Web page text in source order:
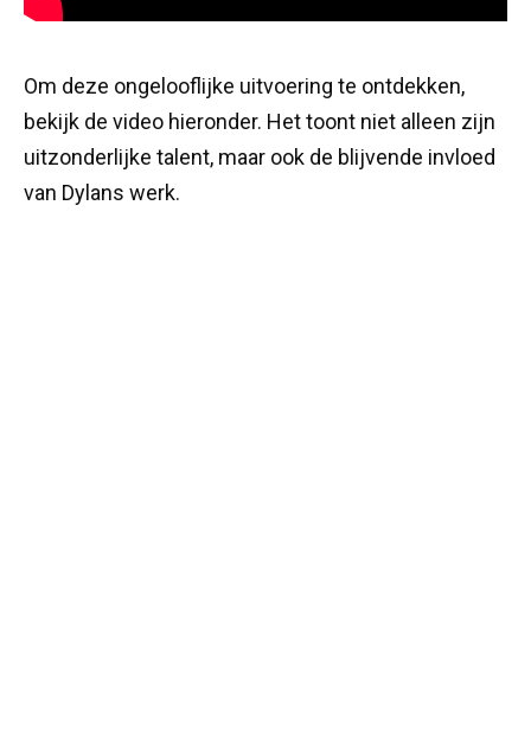
Om deze ongelooflijke uitvoering te ontdekken,
bekijk de video hieronder. Het toont niet alleen zijn
uitzonderlijke talent, maar ook de blijvende invloed
van Dylans werk.